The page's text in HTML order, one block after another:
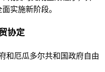
实施新阶段。
协定
和厄瓜多尔共和国政府自由